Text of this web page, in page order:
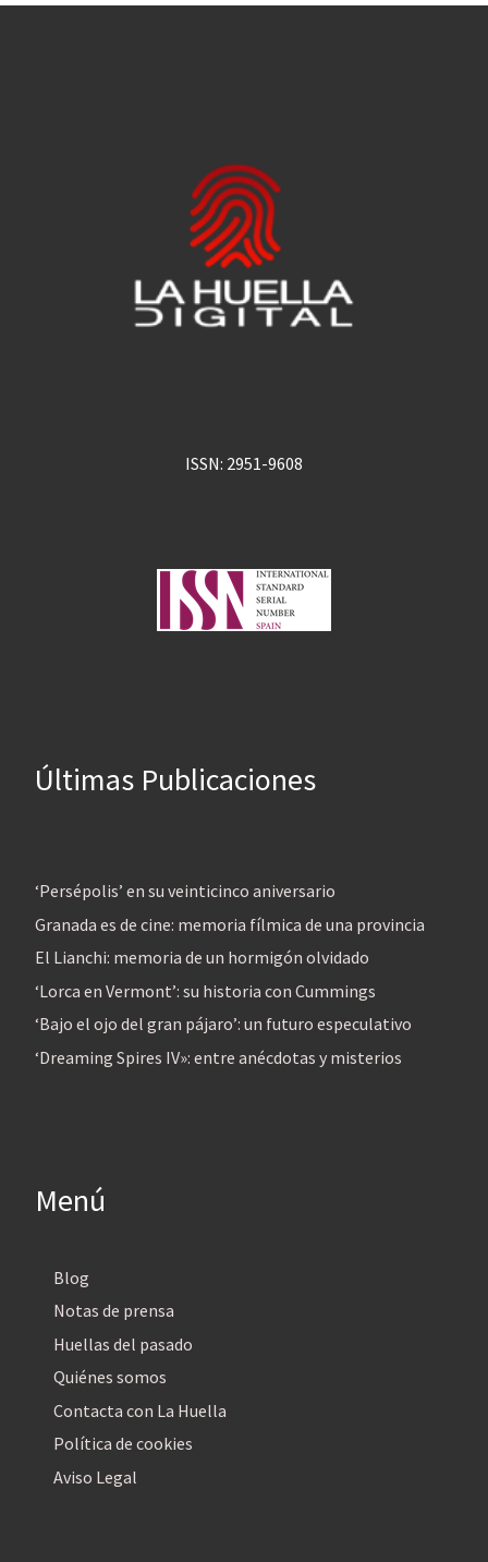
ISSN: 2951-9608
Últimas Publicaciones
‘Persépolis’ en su veinticinco aniversario
Granada es de cine: memoria fílmica de una provincia
El Lianchi: memoria de un hormigón olvidado
‘Lorca en Vermont’: su historia con Cummings
‘Bajo el ojo del gran pájaro’: un futuro especulativo
‘Dreaming Spires IV»: entre anécdotas y misterios
Menú
Blog
Notas de prensa
Huellas del pasado
Quiénes somos
Contacta con La Huella
Política de cookies
Aviso Legal